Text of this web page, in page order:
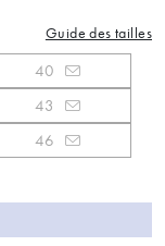
Guide des tailles
40
43
46